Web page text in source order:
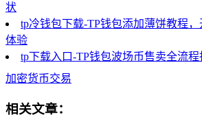
状
tp冷钱包下载-TP钱包添加薄饼教程
体验
tp下载入口-TP钱包波场币售卖全流程
加密货币交易
相关文章：